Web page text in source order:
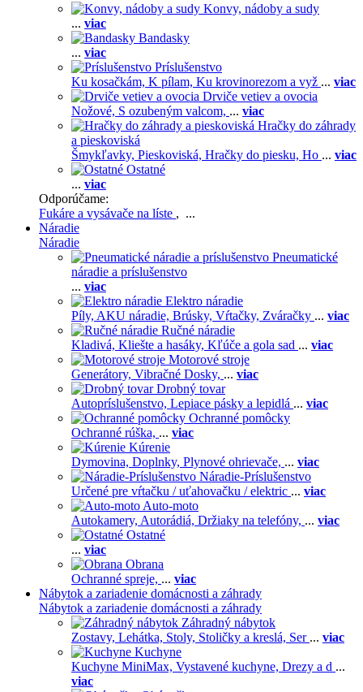
Konvy, nádoby a sudy
... viac
Bandasky
... viac
Príslušenstvo
Ku kosačkám, K pílam, Ku krovinorezom a vyž ... viac
Drviče vetiev a ovocia
Nožové, S ozubeným valcom, ... viac
Hračky do záhrady
a pieskoviská
Šmykľavky, Pieskoviská, Hračky do piesku, Ho ... viac
Ostatné
... viac
Odporúčame:
Fukáre a vysávače na líste , ...
Náradie
Náradie
Pneumatické
náradie a príslušenstvo
... viac
Elektro náradie
Píly, AKU náradie, Brúsky, Vŕtačky, Zváračky ... viac
Ručné náradie
Kladivá, Kliešte a hasáky, Kľúče a gola sad ... viac
Motorové stroje
Generátory, Vibračné Dosky, ... viac
Drobný tovar
Autopríslušenstvo, Lepiace pásky a lepidlá ... viac
Ochranné pomôcky
Ochranné rúška, ... viac
Kúrenie
Dymovina, Doplnky, Plynové ohrievače, ... viac
Náradie-Príslušenstvo
Určené pre vŕtačku / uťahovačku / elektric ... viac
Auto-moto
Autokamery, Autorádiá, Držiaky na telefóny, ... viac
Ostatné
... viac
Obrana
Ochranné spreje, ... viac
Nábytok a zariadenie domácnosti a záhrady
Nábytok a zariadenie domácnosti a záhrady
Záhradný nábytok
Zostavy, Lehátka, Stoly, Stoličky a kreslá, Ser ... viac
Kuchyne
Kuchyne MiniMax, Vystavené kuchyne, Drezy a d ...
viac